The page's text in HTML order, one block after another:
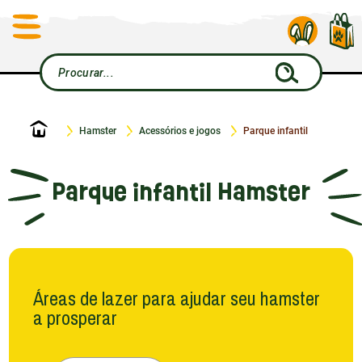
Início Hamster Acessórios e jogos Parque infantil
Parque infantil Hamster
Áreas de lazer para ajudar seu hamster
a prosperar